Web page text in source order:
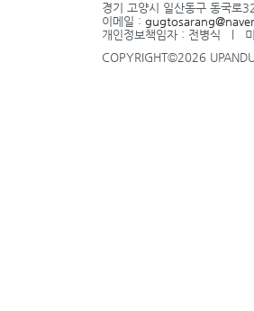
경기 고양시 일산동구 동
이메일 :
개인정보책임자 : 전병식 l 미
COPYRIGHT©2026